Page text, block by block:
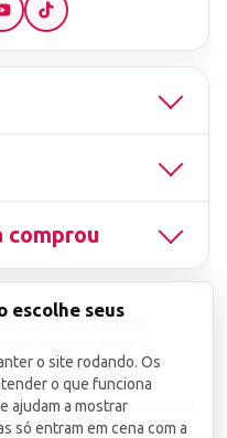
comprou
site é proibido e
nº 9.610/98.
ao órgão competente.
escolhe seus
o site rodando. Os
o que funciona
ajudam a mostrar
só entram em cena com a